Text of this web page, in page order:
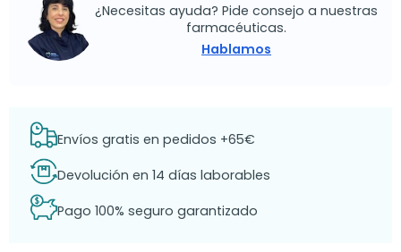
¿Necesitas ayuda? Pide consejo a nuestras
farmacéuticas.
Hablamos
Envíos gratis en pedidos +65€
Devolución en 14 días laborables
Pago 100% seguro garantizado